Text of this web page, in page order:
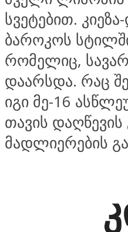
სვეტებით.
ბაროკოს
რომელიც,
დაარსდა. რაც
იგი მე-16
თავის
მადლიერების